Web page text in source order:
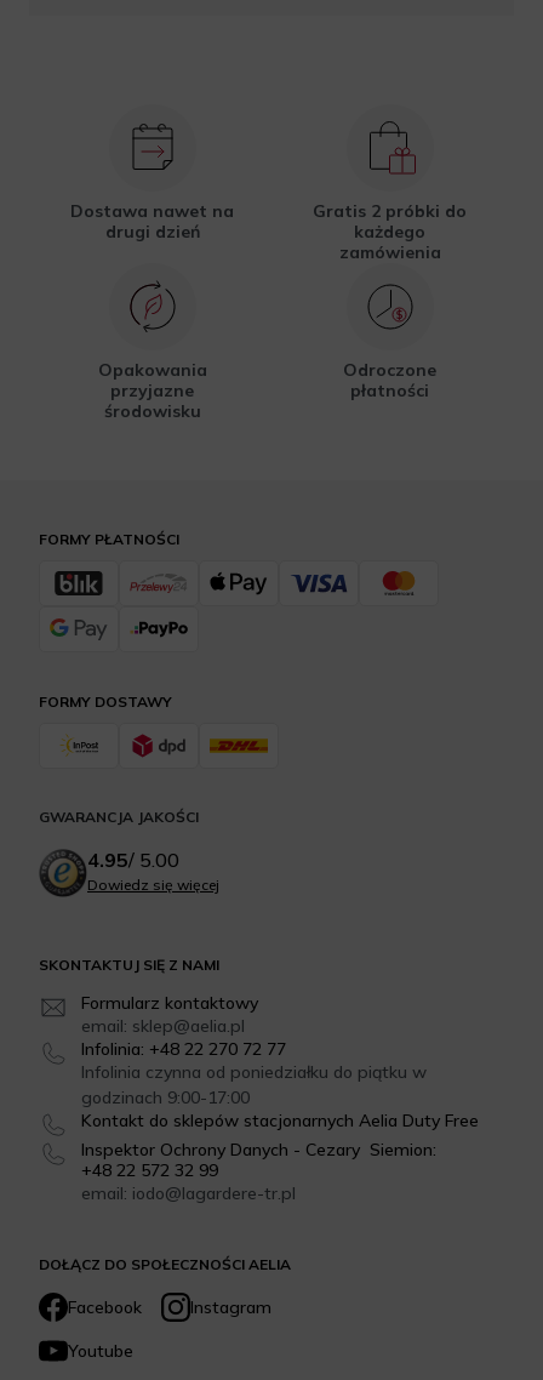
Dostawa nawet na
drugi dzień
Gratis 2 próbki do
każdego
zamówienia
Opakowania
przyjazne
środowisku
Odroczone
płatności
DOŁĄCZ DO SPOŁECZNOŚCI AELIA
Facebook
Instagram
Youtube
SKONTAKTUJ SIĘ Z NAMI
Formularz kontaktowy
email: sklep@aelia.pl
Infolinia: +48 22 270 72 77
Infolinia czynna od poniedziałku do piątku w
godzinach 9:00-17:00
Kontakt do sklepów stacjonarnych Aelia Duty Free
Inspektor Ochrony Danych - Cezary Siemion:
+48 22 572 32 99
email: iodo@lagardere-tr.pl
FORMY DOSTAWY
FORMY PŁATNOŚCI
GWARANCJA JAKOŚCI
4.95/ 5.00
Dowiedz się więcej